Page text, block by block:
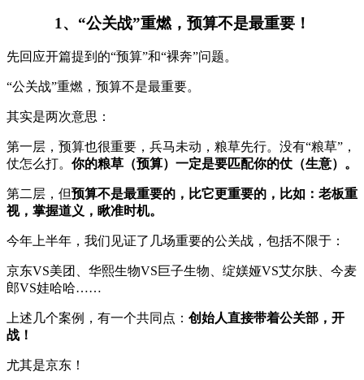
1、“公关战”重燃，预算不是最重要！
先回应开篇提到的“预算”和“裸奔”问题。
“公关战”重燃，预算不是最重要。
其实是两次意思：
第一层，预算也很重要，兵马未动，粮草先行。没有“粮草”，
仗怎么打。 你的粮草（预算）一定是要匹配你的仗（生意）。
第二层，但预算不是最重要的，比它更重要的，比如：老板重
视，掌握道义，瞅准时机。
今年上半年，我们见证了几场重要的公关战，包括不限于：
京东VS美团、华熙生物VS巨子生物、绽媄娅VS艾尔肤、今麦
郎VS娃哈哈……
上述几个案例，有一个共同点： 创始人直接带着公关部，开
战！
尤其是京东！